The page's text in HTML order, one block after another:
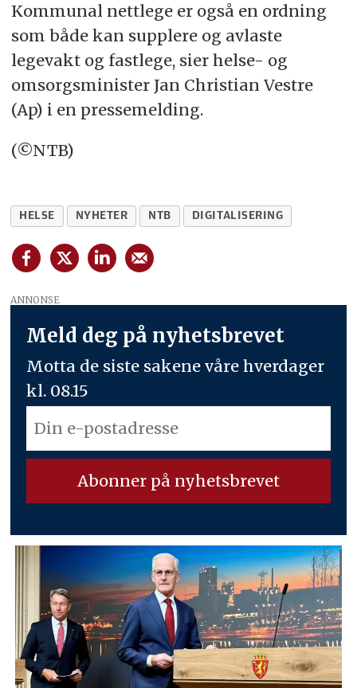
Kommunal nettlege er også en ordning
som både kan supplere og avlaste
legevakt og fastlege, sier helse- og
omsorgsminister Jan Christian Vestre
(Ap) i en pressemelding.
(©NTB)
HELSE NYHETER NTB DIGITALISERING
ANNONSE
Meld deg på nyhetsbrevet
Motta de siste sakene våre hverdager
kl. 08.15